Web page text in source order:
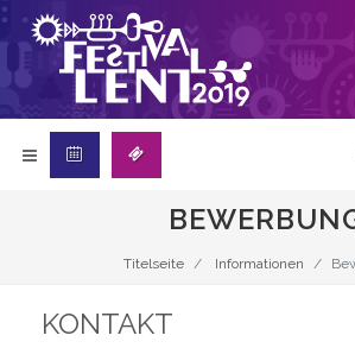
Titelseite Informationen
KONTAKT